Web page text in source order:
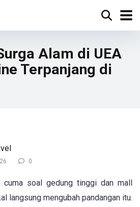
Alam di UEA
Terpanjang di
0
cuma soal gedung tinggi dan mall
langsung mengubah pandangan itu.